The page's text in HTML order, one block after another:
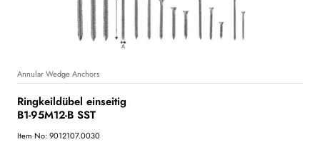
Annular Wedge Anchors
Ringkeildübel einseitig
B1-95M12-B SST
Item No: 9012107.0030